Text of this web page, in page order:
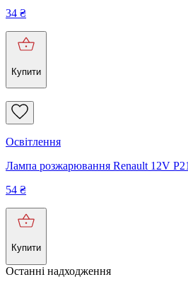
34 ₴
Купити
Освітлення
Лампа розжарювання Renault 12V
54 ₴
Купити
Останні надходження